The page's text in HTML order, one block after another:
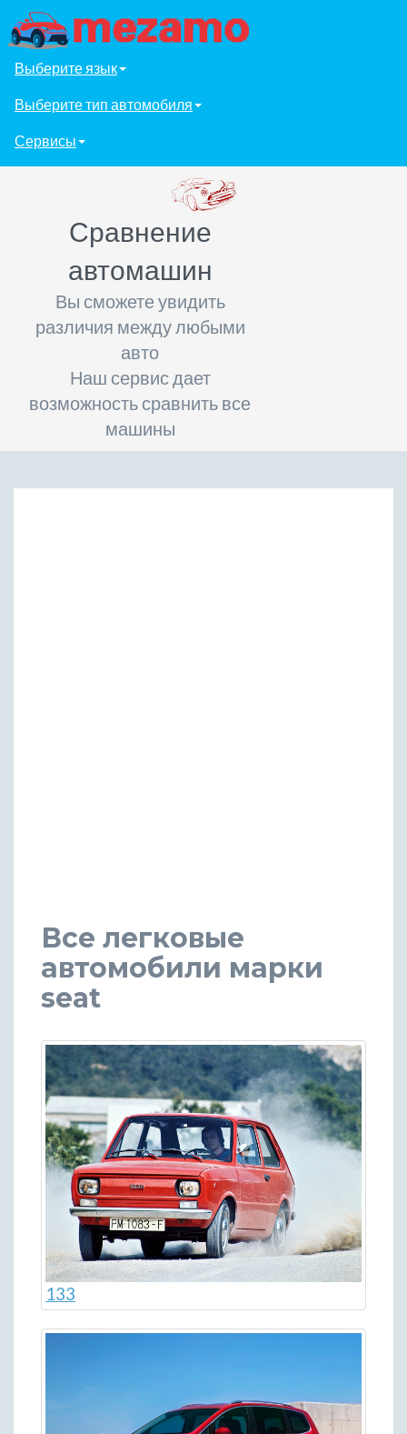
Выберите язык
Выберите тип автомобиля
Сервисы
Сравнение
автомашин
Вы сможете увидить
различия между любыми
авто
Наш сервис дает
возможность сравнить все
машины
Все легковые
автомобили марки
seat
133